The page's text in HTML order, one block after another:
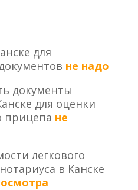
для
не надо
документы
для оценки
прицепа не
легкового
в Канске